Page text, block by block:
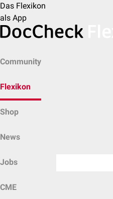
Das Flexikon
als App
Community
Flexikon
Shop
News
Jobs
CME